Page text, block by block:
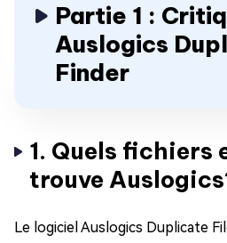
Partie 1 :
Auslogics
Finder
1. Quels fichiers
trouve
Le logiciel Auslogics Duplicate